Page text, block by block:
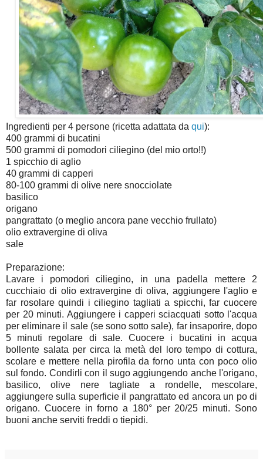
Ingredienti per 4 persone (ricetta adattata da qui):
400 grammi di bucatini
500 grammi di pomodori ciliegino (del mio orto!!)
1 spicchio di aglio
40 grammi di capperi
80-100 grammi di olive nere snocciolate
basilico
origano
pangrattato (o meglio ancora pane vecchio frullato)
olio extravergine di oliva
sale
Preparazione:
Lavare i pomodori ciliegino, in una padella mettere 2
cucchiaio di olio extravergine di oliva, aggiungere l'aglio e
far rosolare quindi i ciliegino tagliati a spicchi, far cuocere
per 20 minuti. Aggiungere i capperi sciacquati sotto l'acqua
per eliminare il sale (se sono sotto sale), far insaporire, dopo
5 minuti regolare di sale. Cuocere i bucatini in acqua
bollente salata per circa la metà del loro tempo di cottura,
scolare e mettere nella pirofila da forno unta con poco olio
sul fondo. Condirli con il sugo aggiungendo anche l'origano,
basilico, olive nere tagliate a rondelle, mescolare,
aggiungere sulla superficie il pangrattato ed ancora un po di
origano. Cuocere in forno a 180° per 20/25 minuti. Sono
buoni anche serviti freddi o tiepidi.